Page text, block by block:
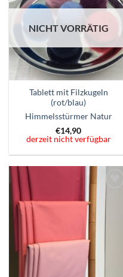
hinzufügen
NICHT VORRÄTIG
Tablett mit Filzkugeln
(rot/blau)
Himmelsstürmer Natur
€14,90
derzeit nicht verfügbar
Wunschzettel